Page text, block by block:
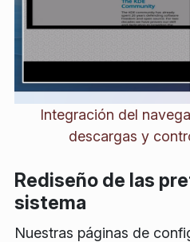
Integración del
descargas y
Rediseño de las
sistema
Nuestras páginas de